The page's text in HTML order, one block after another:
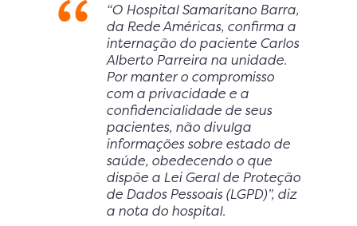
“O Hospital Samaritano Barra,
da Rede Américas, confirma a
internação do paciente Carlos
Alberto Parreira na unidade.
Por manter o compromisso
com a privacidade e a
confidencialidade de seus
pacientes, não divulga
informações sobre estado de
saúde, obedecendo o que
dispõe a Lei Geral de Proteção
de Dados Pessoais (LGPD)”, diz
a nota do hospital.